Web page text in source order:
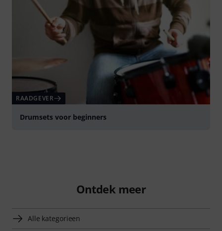
RAADGEVER
Drumsets voor beginners
Ontdek meer
Alle kategorieen